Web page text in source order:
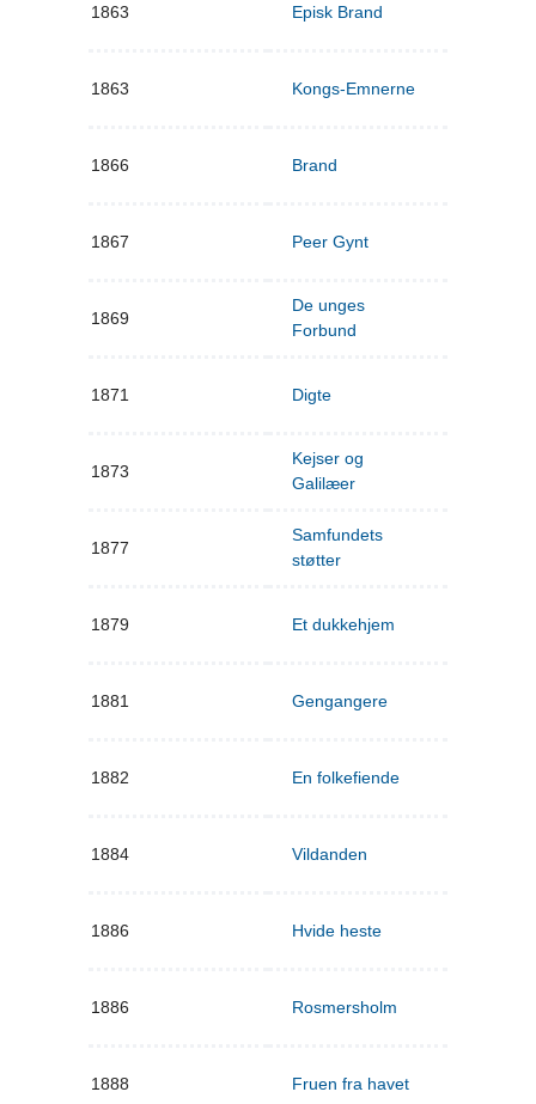
1863 Episk Brand
1863 Kongs-Emnerne
1866 Brand
1867 Peer Gynt
1869
De unges
Forbund
1871 Digte
1873
Kejser og
Galilæer
1877
Samfundets
støtter
1879 Et dukkehjem
1881 Gengangere
1882 En folkefiende
1884 Vildanden
1886 Hvide heste
1886 Rosmersholm
1888 Fruen fra havet